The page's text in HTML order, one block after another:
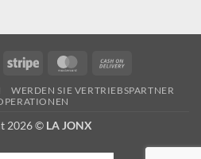
Stripe MasterCard
Delivery
WERDEN SIE VERTRIEBSPARTNER
2026 © LA JONX